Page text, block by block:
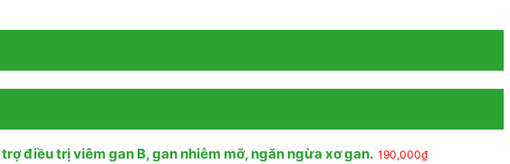
điều trị viêm gan B, gan nhiễm mỡ, ngăn ngừa xơ gan. 190,000₫